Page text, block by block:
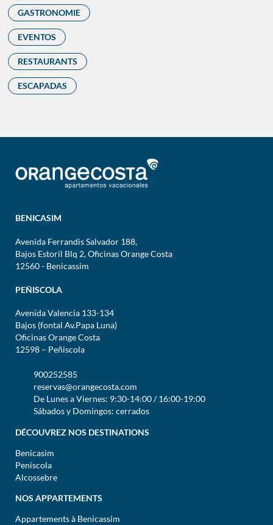
GASTRONOMIE
EVENTOS
RESTAURANTS
ESCAPADAS
BENICASIM
Avenida Ferrandis Salvador 188,
Bajos Estoril Blq 2, Oficinas Orange Costa
12560 - Benicassim
PEÑISCOLA
Avenida Valencia 133-134
Bajos (fontal Av.Papa Luna)
Oficinas Orange Costa
12598 – Peñiscola
900252585
reservas@orangecosta.com
De Lunes a Viernes: 9:30-14:00 / 16:00-19:00
Sábados y Domingos: cerrados
DÉCOUVREZ NOS DESTINATIONS
Benicasim
Peniscola
Alcossebre
NOS APPARTEMENTS
Appartements à Benicassim